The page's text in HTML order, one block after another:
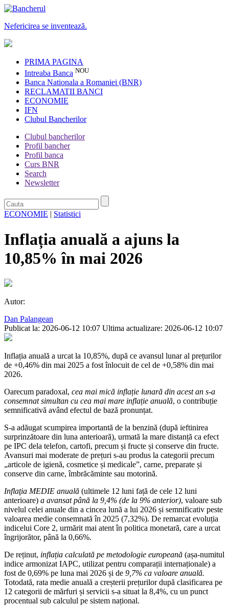
Nefericirea se inventează.
PRIMA PAGINA
Intreaba Banca NOU
Banca Nationala a Romaniei (BNR)
RECLAMATII BANCI
ECONOMIE
IFN
Clubul Bancherilor
Clubul bancherilor
Profil bancher
Profil banca
Curs BNR
Search
Newsletter
ECONOMIE | Statistici
Inflația anuală a ajuns la
10,85% în mai 2026
Autor:
Dan Palangean
Publicat la: 2026-06-12 10:07 Ultima actualizare: 2026-06-12 10:07
Inflația anuală a urcat la 10,85%, după ce avansul lunar al prețurilor
de +0,46% din mai 2025 a fost înlocuit de cel de +0,58% din mai
2026.
Oarecum paradoxal, cea mai mică inflație lunară din acest an s-a
consemnat simultan cu cea mai mare inflație anuală, o contribuție
semnificativă având efectul de bază pronunțat.
S-a adăugat scumpirea importantă de la benzină (după ieftinirea
surprinzătoare din luna anterioară), urmată la mare distanță ca efect
pe IPC dela telefon, cartofi, precum și fructe și conserve din fructe.
Avansuri mai moderate de prețuri s-au produs la categorii precum
„articole de igienă, cosmetice și medicale”, carne, preparate și
conserve din carne, îmbrăcăminte sau motorină.
Inflaţia MEDIE anuală (ultimele 12 luni față de cele 12 luni
anterioare) a avansat până la 9,4% (de la 9% anterior), valoare sub
nivelul celei anuale din a cincea lună a lui 2026 și semnificativ peste
valoarea medie consemnată în 2025 (7,32%). De remarcat evoluția
indicelui Core 2, urmărit mai atent în politica monetară, care a urcat
îngrijorător, până la 0,66%.
De reținut, inflația calculată pe metodologie europeană (așa-numitul
indice armonizat IAPC, utilizat pentru comparații internaționale) a
fost de 0,69% pe luna mai 2026 și de 9,7% ca valoare anuală.
Totodată, rata medie anuală a creșterii prețurilor după clasificarea pe
12 categorii de mărfuri și servicii s-a situat la 8,4%, cu un punct
procentual sub calculul pe sistem național.